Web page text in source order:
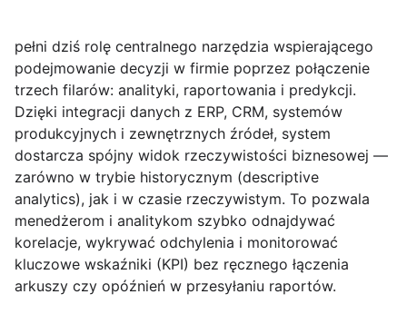
pełni dziś rolę centralnego narzędzia wspierającego
podejmowanie decyzji w firmie poprzez połączenie
trzech filarów: analityki, raportowania i predykcji.
Dzięki integracji danych z ERP, CRM, systemów
produkcyjnych i zewnętrznych źródeł, system
dostarcza spójny widok rzeczywistości biznesowej —
zarówno w trybie historycznym (descriptive
analytics), jak i w czasie rzeczywistym. To pozwala
menedżerom i analitykom szybko odnajdywać
korelacje, wykrywać odchylenia i monitorować
kluczowe wskaźniki (KPI) bez ręcznego łączenia
arkuszy czy opóźnień w przesyłaniu raportów.